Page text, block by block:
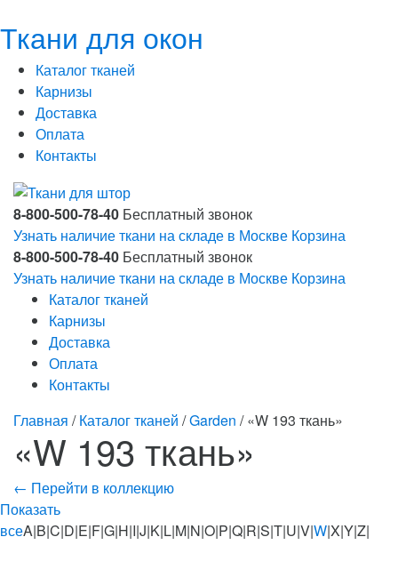
Ткани для окон
Каталог тканей
Карнизы
Доставка
Оплата
Контакты
8-800-500-78-40 Бесплатный звонок
Узнать наличие ткани на складе в Москве Корзина
8-800-500-78-40 Бесплатный звонок
Узнать наличие ткани на складе в Москве Корзина
Каталог тканей
Карнизы
Доставка
Оплата
Контакты
Главная /Каталог тканей /Garden / «W 193 ткань»
«W 193 ткань»
← Перейти в коллекцию
Показать
всеA|B|C|D|E|F|G|H|I|J|K|L|M|N|O|P|Q|R|S|T|U|V|W|X|Y|Z|